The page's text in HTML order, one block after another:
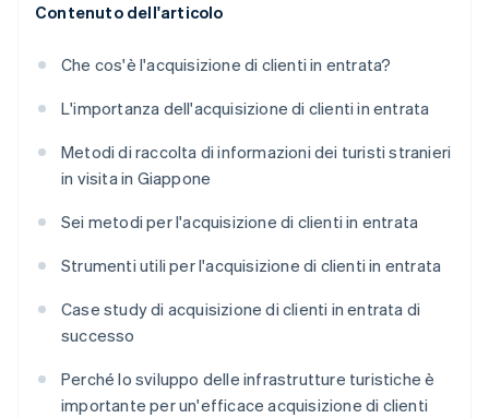
Contenuto dell'articolo
Che cos'è l'acquisizione di clienti in entrata?
L'importanza dell'acquisizione di clienti in entrata
Metodi di raccolta di informazioni dei turisti stranieri
in visita in Giappone
Sei metodi per l'acquisizione di clienti in entrata
Strumenti utili per l'acquisizione di clienti in entrata
Case study di acquisizione di clienti in entrata di
successo
Perché lo sviluppo delle infrastrutture turistiche è
importante per un'efficace acquisizione di clienti